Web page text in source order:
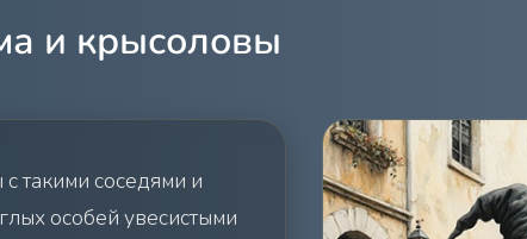
и крысоловы
такими соседями и
особей увесистыми